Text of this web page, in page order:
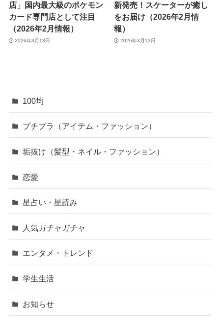
店」国内最大級のポケモン
カード専門店として注目
（2026年2月情報）
2026年3月13日
新発売！スケーターが癒し
をお届け（2026年2月情
報）
2026年3月13日
100均
プチプラ（アイテム・ファッション）
垢抜け（髪型・ネイル・ファッション）
恋愛
星占い・星読み
人気ガチャガチャ
エンタメ・トレンド
学生生活
お知らせ